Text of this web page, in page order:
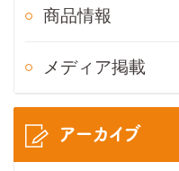
商品情報
メディア掲載
アーカイブ